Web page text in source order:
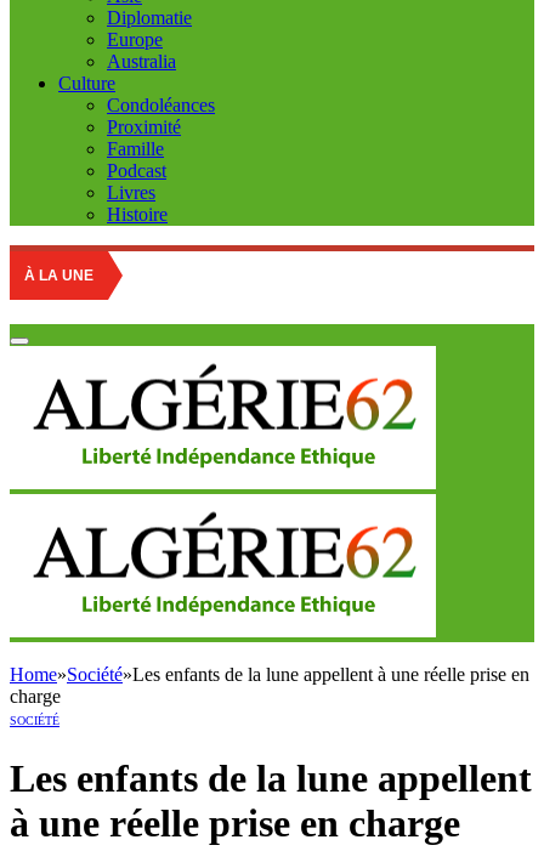
Diplomatie
Europe
Australia
Culture
Condoléances
Proximité
Famille
Podcast
Livres
Histoire
À LA UNE
Home»Société»Les enfants de la lune appellent à une réelle prise en
charge
SOCIÉTÉ
Les enfants de la lune appellent
à une réelle prise en charge